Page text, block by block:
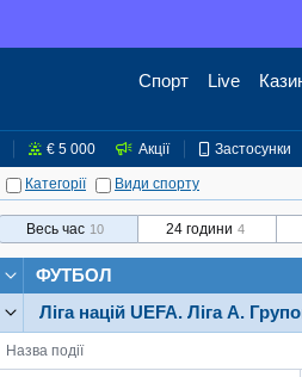
Спорт Live
€ 5 000 Акції Застосунки
Категорії Види спорту
Весь час 10 24 години 4
ФУТБОЛ
Ліга націй UEFA. Ліга А.
Назва події